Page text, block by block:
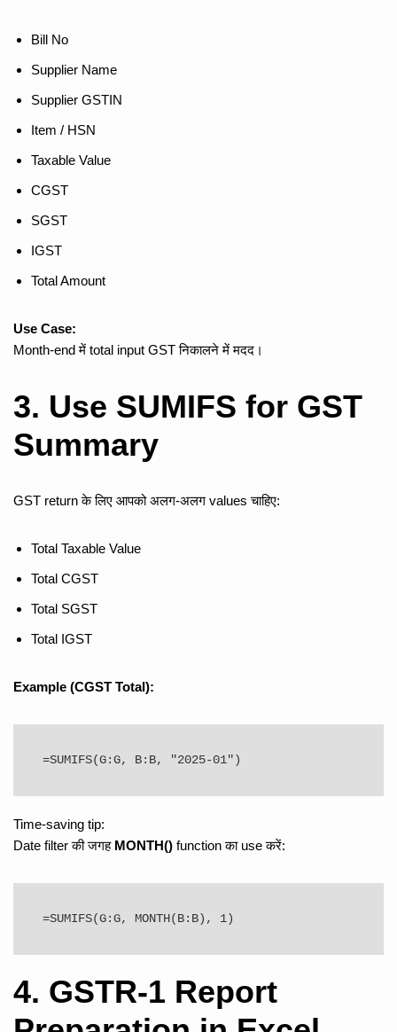
Bill No
Supplier Name
Supplier GSTIN
Item / HSN
Taxable Value
CGST
SGST
IGST
Total Amount
Use Case:
Month-end में total input GST निकालने में मदद।
3. Use SUMIFS for GST
Summary
GST return के लिए आपको अलग-अलग values चाहिए:
Total Taxable Value
Total CGST
Total SGST
Total IGST
Example (CGST Total):
Time-saving tip:
Date filter की जगह MONTH() function का use करें:
=SUMIFS(G:G, MONTH(B:B), 1)
4. GSTR-1 Report